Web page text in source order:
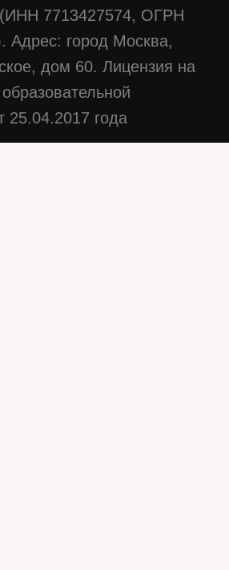
(ИНН 7713427574, ОГРН
Адрес: город Москва,
дом 60. Лицензия на
25.04.2017 года